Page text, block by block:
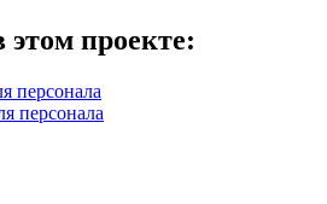
этом проекте:
персонала
персонала